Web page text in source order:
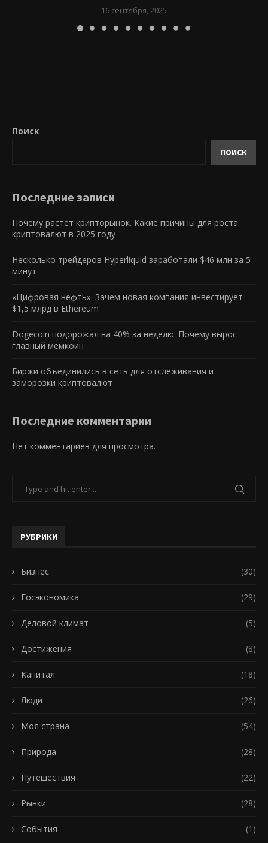
16 сентября, 2025
Поиск
ПОИСК
Последние записи
Почему растет крипторынок. Какие причины для роста
криптовалют в 2025 году
Несколько трейдеров Hyperliquid заработали $46 млн за 5
минут
«Цифровая нефть». Зачем новая компания инвестирует
$1,5 млрд в Ethereum
Dogecoin подорожал на 40% за неделю. Почему вырос
главный мемкоин
Биржи объединились в сеть для отслеживания и
заморозки криптовалют
Последние комментарии
Нет комментариев для просмотра.
РУБРИКИ
Бизнес (30)
Госэкономика (29)
Деловой климат (5)
Достижения (8)
Капитал (18)
Люди (26)
Моя страна (54)
Природа (28)
Путешествия (22)
Рынки (28)
События (1)